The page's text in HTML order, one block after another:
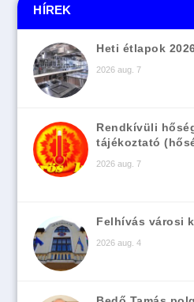
HÍREK
Heti étlapok
2026 aug. 7
Rendkívüli
tájékoztató
2026 aug. 7
Felhívás városi
2026 aug. 4